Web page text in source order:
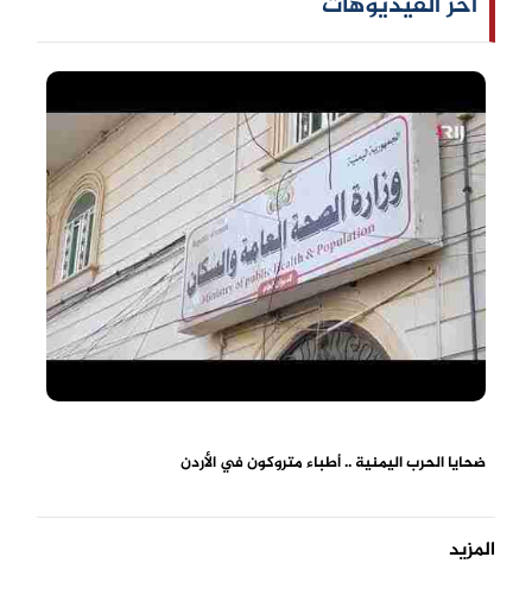
ضحايا الحرب اليمنية .. أطباء متروكون في الأردن
المزيد